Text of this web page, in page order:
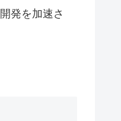
発を加速さ